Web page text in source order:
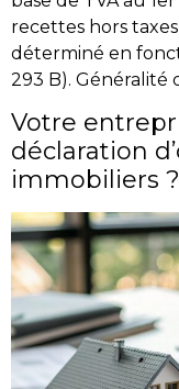
recettes hors
déterminé en
293 B). Généralité
Votre
déclaration
immobiliers ?